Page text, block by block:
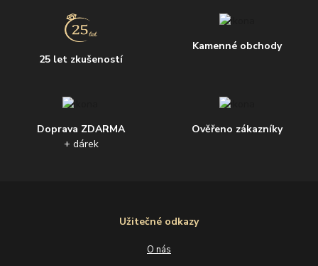
25 let zkušeností
Kamenné obchody
Doprava ZDARMA
+ dárek
Ověřeno zákazníky
Užitečné odkazy
O nás